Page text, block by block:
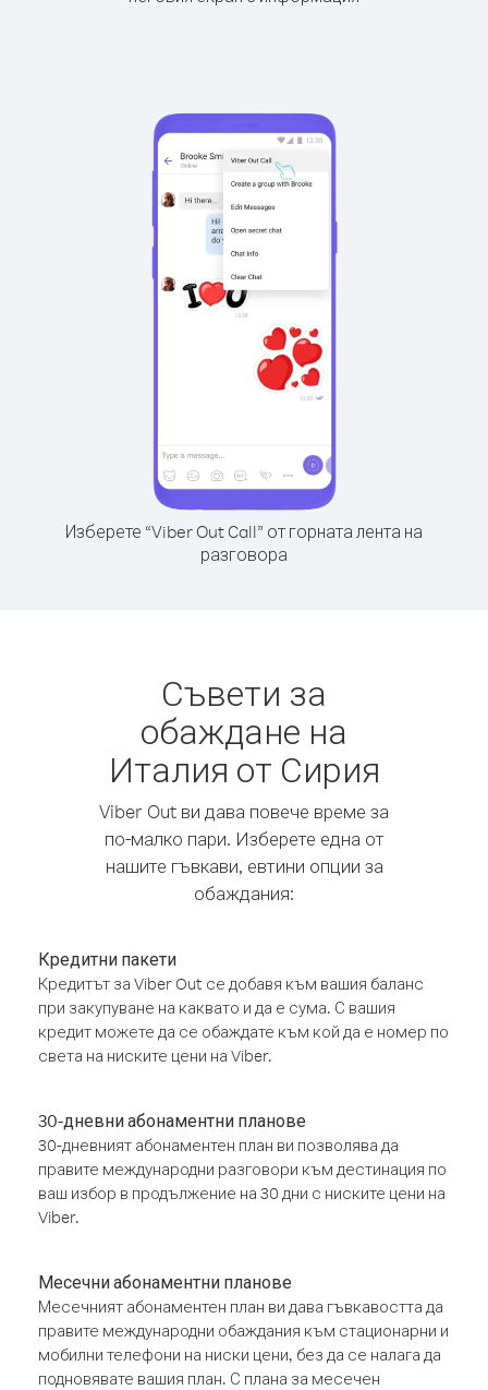
Изберете “Viber Out Call” от горната лента на
разговора
Съвети за
обаждане на
Италия от Сирия
Viber Out ви дава повече време за
по-малко пари. Изберете една от
нашите гъвкави, евтини опции за
обаждания:
Кредитни пакети
Кредитът за Viber Out се добавя към вашия баланс
при закупуване на каквато и да е сума. С вашия
кредит можете да се обаждате към кой да е номер по
света на ниските цени на Viber.
30-дневни абонаментни планове
30-дневният абонаментен план ви позволява да
правите международни разговори към дестинация по
ваш избор в продължение на 30 дни с ниските цени на
Viber.
Месечни абонаментни планове
Месечният абонаментен план ви дава гъвкавостта да
правите международни обаждания към стационарни и
мобилни телефони на ниски цени, без да се налага да
подновявате вашия план. С плана за месечен